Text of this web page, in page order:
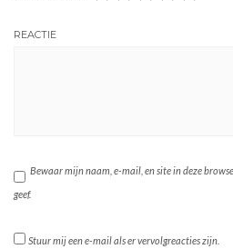
REACTIE
Bewaar mijn naam, e-mail, en site in deze
geef.
Stuur mij een e-mail als er vervolgreacties zijn.